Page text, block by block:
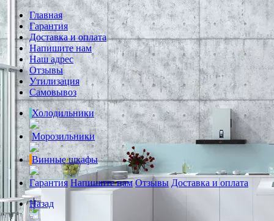
Главная
Гарантия
Доставка и оплата
Напишите нам
Наш адрес
Отзывы
Утилизация
Самовывоз
Холодильники
Морозильники
Винные шкафы
Гарантия Напишите нам Отзывы Доставка и оплата
Назад